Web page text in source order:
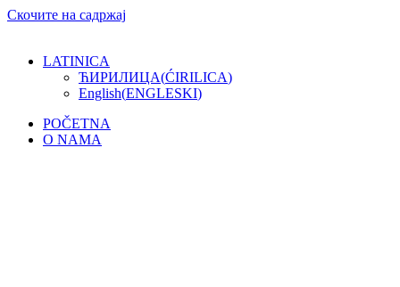
Скочите на садржај
LATINICA
ЋИРИЛИЦА(ĆIRILICA)
English(ENGLESKI)
POČETNA
O NAMA